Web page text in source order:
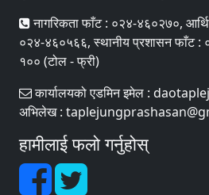
नागरिकता फाँट : ०२४-४६०२७०,
०२४-४६०५६६, स्थानीय प्रशासन फाँट :
१०० (टोल - फ्री)
कार्यालयको एडमिन इमेल :
अभिलेख :
हामीलाई फलो गर्नुहोस्